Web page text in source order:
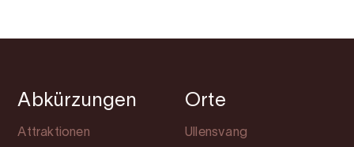
Abkürzungen
Attraktionen
Orte
Ullensvang